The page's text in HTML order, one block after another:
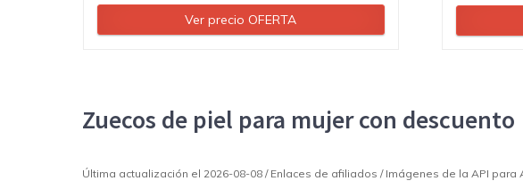
Ver precio OFERTA
Zuecos de piel para mujer con descuento
Última actualización el 2026-08-08 / Enlaces de afiliados / Imágenes de la API para